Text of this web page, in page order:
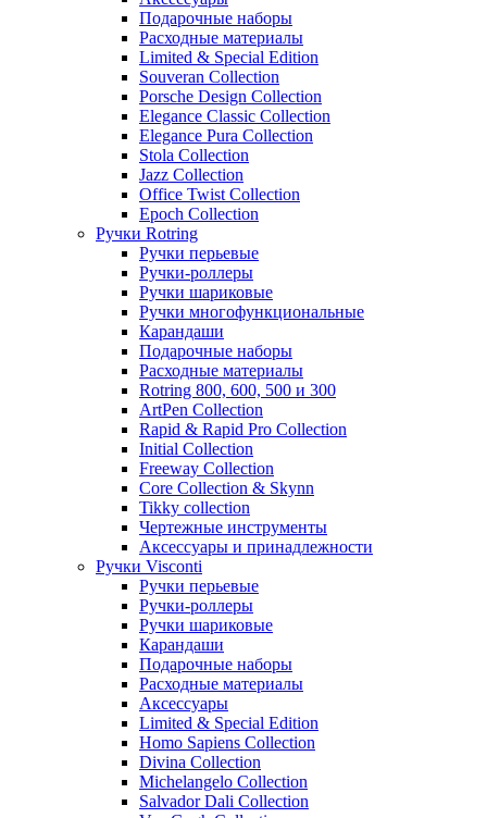
Подарочные наборы
Расходные материалы
Limited & Special Edition
Souveran Collection
Porsche Design Collection
Elegance Classic Collection
Elegance Pura Collection
Stola Collection
Jazz Collection
Office Twist Collection
Epoch Collection
Ручки Rotring
Ручки перьевые
Ручки-роллеры
Ручки шариковые
Ручки многофункциональные
Карандаши
Подарочные наборы
Расходные материалы
Rotring 800, 600, 500 и 300
ArtPen Collection
Rapid & Rapid Pro Collection
Initial Collection
Freeway Collection
Core Collection & Skynn
Tikky collection
Чертежные инструменты
Аксессуары и принадлежности
Ручки Visconti
Ручки перьевые
Ручки-роллеры
Ручки шариковые
Карандаши
Подарочные наборы
Расходные материалы
Аксессуары
Limited & Special Edition
Homo Sapiens Collection
Divina Collection
Michelangelo Collection
Salvador Dali Collection